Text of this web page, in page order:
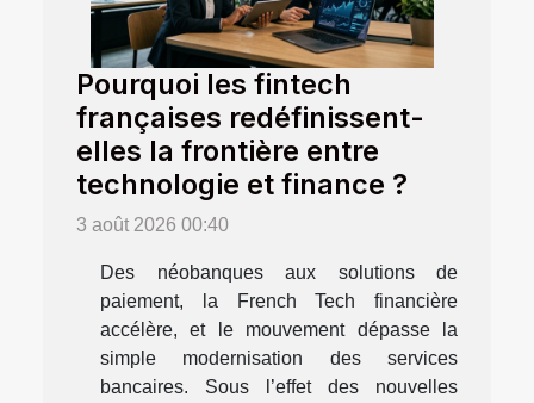
Pourquoi les fintech
françaises redéfinissent-
elles la frontière entre
technologie et finance ?
3 août 2026 00:40
Des néobanques aux solutions de
paiement, la French Tech financière
accélère, et le mouvement dépasse la
simple modernisation des services
bancaires. Sous l’effet des nouvelles